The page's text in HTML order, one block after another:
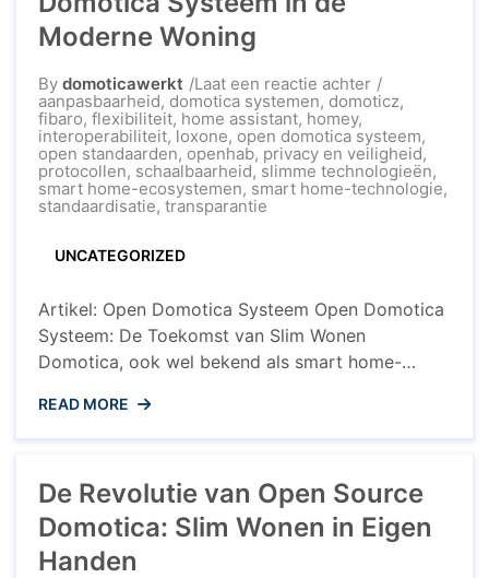
Moderne Woning
By domoticawerkt Laat een reactie achterop
De
Voordelen
van
een
Open
Domotica
Systeem
aanpasbaarheid, domotica systemen, domoticz,
fibaro, flexibiliteit, home assistant, homey,
interoperabiliteit, loxone, open domotica systeem,
open standaarden, openhab, privacy en veiligheid,
protocollen, schaalbaarheid, slimme technologieën,
smart home-ecosystemen, smart home-technologie,
standaardisatie, transparantie
UNCATEGORIZED
Artikel: Open Domotica Systeem Open Domotica
Systeem: De Toekomst van Slim Wonen
Domotica, ook wel bekend als smart home-
apparaten en systemen in huis met elkaar te laten
communiceren en te automatiseren. Een open
is op open standaarden en protocollen, waardoor
het interoperabiliteit ...
READ MORE
De Revolutie van Open Source
Domotica: Slim Wonen in Eigen
Handen